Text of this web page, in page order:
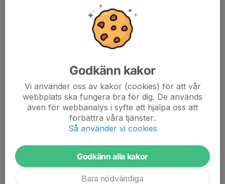
Rebecca Wannersten
Rimantas Urbonas
Ledare
073-639 61 77
rimurbo@gmail.com
Ted Larsson
tedlarsson@outlook.com
Godkänn kakor
Vi använder oss av kakor (cookies) för att vår
webbplats ska fungera bra för dig. De används
även för webbanalys i syfte att hjälpa oss att
förbättra våra tjänster.
Så använder vi cookies
Godkänn alla kakor
Bara nödvändiga